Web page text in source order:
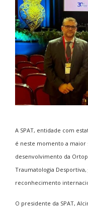
A SPAT, entidade com
é neste momento a maior
desenvolvimento da
Traumatologia
reconhecimento
O presidente da SPAT,